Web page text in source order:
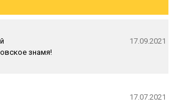
17.09.2021
знамя!
17.07.2021